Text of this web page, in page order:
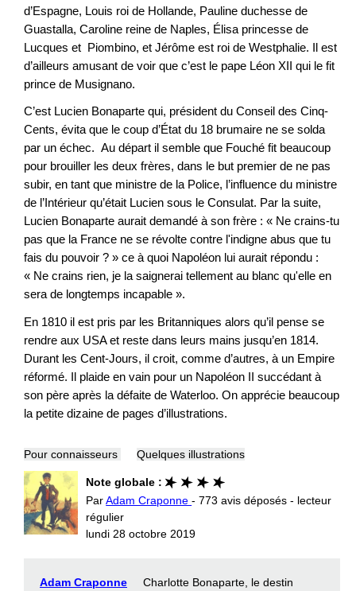
d’Espagne, Louis roi de Hollande, Pauline duchesse de
Guastalla, Caroline reine de Naples, Élisa princesse de
Lucques et Piombino, et Jérôme est roi de Westphalie. Il est
d’ailleurs amusant de voir que c’est le pape Léon XII qui le fit
prince de Musignano.
C’est Lucien Bonaparte qui, président du Conseil des Cinq-
Cents, évita que le coup d’État du 18 brumaire ne se solda
par un échec. Au départ il semble que Fouché fit beaucoup
pour brouiller les deux frères, dans le but premier de ne pas
subir, en tant que ministre de la Police, l’influence du ministre
de l’Intérieur qu’était Lucien sous le Consulat. Par la suite,
Lucien Bonaparte aurait demandé à son frère : « Ne crains-tu
pas que la France ne se révolte contre l'indigne abus que tu
fais du pouvoir ? » ce à quoi Napoléon lui aurait répondu :
« Ne crains rien, je la saignerai tellement au blanc qu'elle en
sera de longtemps incapable ».
En 1810 il est pris par les Britanniques alors qu’il pense se
rendre aux USA et reste dans leurs mains jusqu’en 1814.
Durant les Cent-Jours, il croit, comme d’autres, à un Empire
réformé. Il plaide en vain pour un Napoléon II succédant à
son père après la défaite de Waterloo. On apprécie beaucoup
la petite dizaine de pages d’illustrations.
Pour connaisseurs Quelques illustrations
Note globale :
ParAdam Craponne- 773 avis déposés - lecteur
régulier
lundi 28 octobre 2019
Adam Craponne
Charlotte Bonaparte, le destin